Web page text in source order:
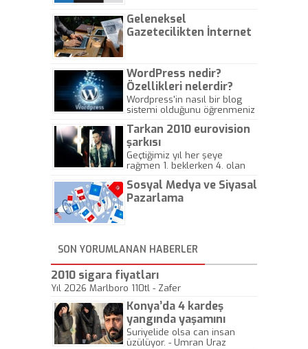
Geleneksel
Gazetecilikten İnternet
WordPress nedir?
Özellikleri nelerdir?
Wordpress'in nasıl bir blog
sistemi olduğunu öğrenmeniz
Tarkan 2010 eurovision
şarkısı
Geçtiğimiz yıl her şeye
rağmen 1. beklerken 4. olan
gösterisinin bu yarışmada
önemli olmadığını anlamıştır.
Sosyal Medya ve Siyasal
Pazarlama
SON YORUMLANAN HABERLER
2010 sigara fiyatları
Yıl 2026 Marlboro 110tl - Zafer
Konya’da 4 kardeş
yangında yaşamını
yitirdi
Suriyelide olsa can insan
üzülüyor. - Umran Uraz